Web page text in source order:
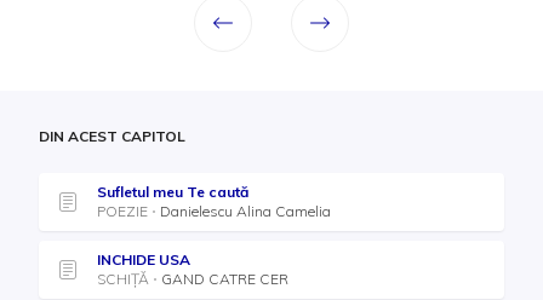
DIN ACEST CAPITOL
Sufletul meu Te caută
POEZIE
Danielescu Alina Camelia
INCHIDE USA
SCHIȚĂ
GAND CATRE CER